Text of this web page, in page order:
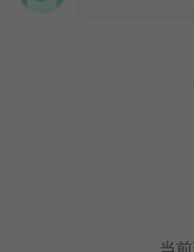
当